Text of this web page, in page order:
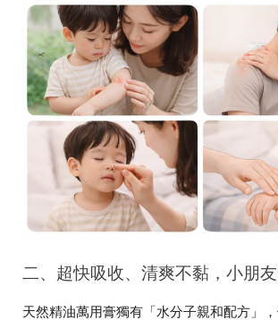
二、超快吸收、清爽不黏，小朋
天然精油萬用膏獨有「水分子親和配方」